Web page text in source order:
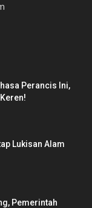
Perancis Ini,
Lukisan Alam
Pemerintah